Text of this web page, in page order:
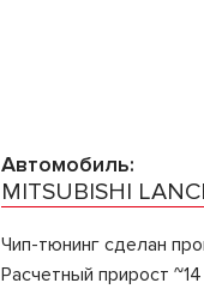
Автомобиль:
MITSUBISHI
Чип-тюнинг сделан
Расчетный прирост